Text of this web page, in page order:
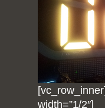
width=”1/2″]